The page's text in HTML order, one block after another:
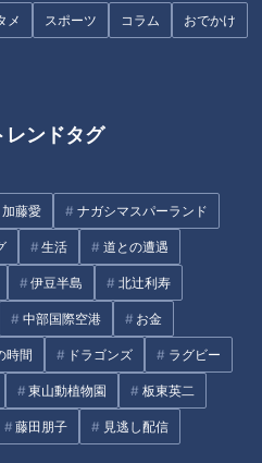
メ スポーツ コラム おでかけ
レンドタグ
加藤愛 ナガシマスパーランド
生活 道との遭遇
伊豆半島 北辻利寿
中部国際空港 お金
時間 ドラゴンズ ラグビー
東山動植物園 板東英二
藤田朋子 見逃し配信
アナ #若狭アナ #友廣アナ #柳沢
サイト
X(旧Twitter)
Instagram
cbc.announcer/
ト